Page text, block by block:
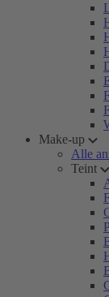
Make-up
Alle
Teint